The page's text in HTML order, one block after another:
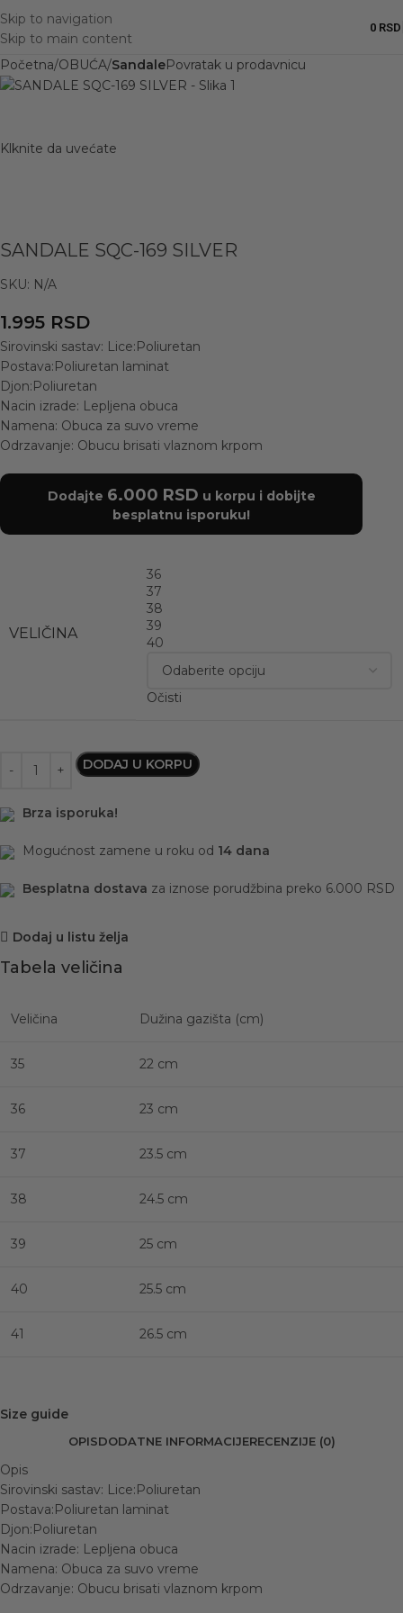
Skip to navigation
Skip to main content
0 RSD
Početna OBUĆA SandalePovratak u prodavnicu
Klknite da uvećate
SANDALE SQC-169 SILVER
SKU: N/A
1.995 RSD
Sirovinski sastav: Lice:Poliuretan
Postava:Poliuretan laminat
Djon:Poliuretan
Nacin izrade: Lepljena obuca
Namena: Obuca za suvo vreme
Odrzavanje: Obucu brisati vlaznom krpom
Dodajte 6.000 RSD u korpu i dobijte
besplatnu isporuku!
VELIČINA
36
37
38
39
40
Očisti
DODAJ U KORPU
Brza isporuka!
Mogućnost zamene u roku od 14 dana
Besplatna dostava za iznose porudžbina preko 6.000 RSD
Dodaj u listu želja
Tabela veličina
Veličina Dužina gazišta (cm)
35 22 cm
36 23 cm
37 23.5 cm
38 24.5 cm
39 25 cm
40 25.5 cm
41 26.5 cm
Size guide
OPISDODATNE INFORMACIJERECENZIJE (0)
Opis
Sirovinski sastav: Lice:Poliuretan
Postava:Poliuretan laminat
Djon:Poliuretan
Nacin izrade: Lepljena obuca
Namena: Obuca za suvo vreme
Odrzavanje: Obucu brisati vlaznom krpom